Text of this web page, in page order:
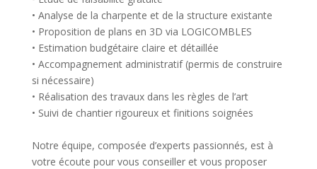
• Analyse de la charpente et de la structure existante
• Proposition de plans en 3D via LOGICOMBLES
• Estimation budgétaire claire et détaillée
• Accompagnement administratif (permis de construire
si nécessaire)
• Réalisation des travaux dans les règles de l’art
• Suivi de chantier rigoureux et finitions soignées
Notre équipe, composée d’experts passionnés, est à
votre écoute pour vous conseiller et vous proposer